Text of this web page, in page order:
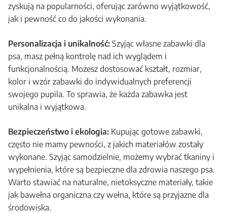
zyskują na popularności, oferując zarówno wyjątkowość,
jak i pewność co do jakości wykonania.
Personalizacja i unikalność: Szyjąc własne zabawki dla
psa, masz pełną kontrolę nad ich wyglądem i
funkcjonalnością. Możesz dostosować kształt, rozmiar,
kolor i wzór zabawki do indywidualnych preferencji
swojego pupila. To sprawia, że każda zabawka jest
unikalna i wyjątkowa.
Bezpieczeństwo i ekologia: Kupując gotowe zabawki,
często nie mamy pewności, z jakich materiałów zostały
wykonane. Szyjąc samodzielnie, możemy wybrać tkaniny i
wypełnienia, które są bezpieczne dla zdrowia naszego psa.
Warto stawiać na naturalne, nietoksyczne materiały, takie
jak bawełna organiczna czy wełna, które są przyjazne dla
środowiska.